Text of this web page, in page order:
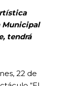
Municipal
tendrá
22 de